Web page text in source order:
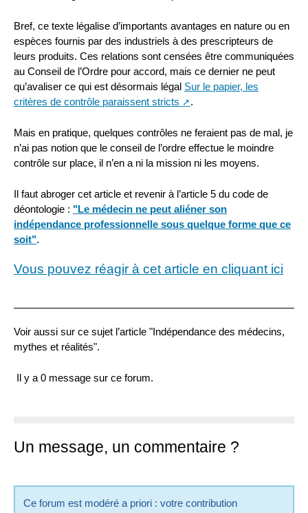
Bref, ce texte légalise d’importants avantages en nature ou en
espèces fournis par des industriels à des prescripteurs de
leurs produits. Ces relations sont censées être communiquées
au Conseil de l’Ordre pour accord, mais ce dernier ne peut
qu’avaliser ce qui est désormais légal Sur le papier, les
critères de contrôle paraissent stricts
.
Mais en pratique, quelques contrôles ne feraient pas de mal, je
n’ai pas notion que le conseil de l’ordre effectue le moindre
contrôle sur place, il n’en a ni la mission ni les moyens.
Il faut abroger cet article et revenir à l’article 5 du code de
déontologie : "Le médecin ne peut aliéner son
indépendance professionnelle sous quelque forme que ce
soit".
Vous pouvez réagir à cet article en cliquant ici
Voir aussi sur ce sujet l’article "Indépendance des médecins,
mythes et réalités".
Il y a 0 message sur ce forum.
Un message, un commentaire ?
Ce forum est modéré a priori : votre contribution